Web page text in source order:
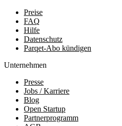
Preise
FAQ
Hilfe
Datenschutz
Parqet-Abo kündigen
Unternehmen
Presse
Jobs / Karriere
Blog
Open Startup
Partnerprogramm